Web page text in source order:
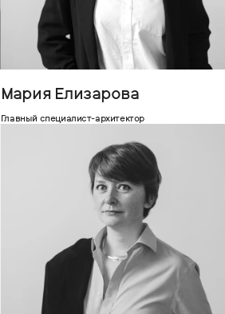
Мария Елизарова
Главный специалист-архитектор